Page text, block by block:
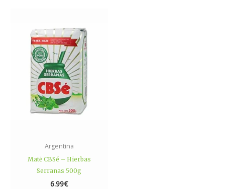
Argentina
Matė CBSé – Hierbas
Serranas 500g
6.99€